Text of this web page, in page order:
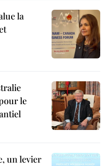
la
le
un levier